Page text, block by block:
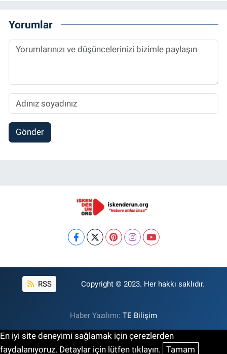
Yorumlar
Gönder
RSS Copyright © 2023. Her hakkı saklıdır.
Haber Yazılımı: TE Bilişim
En iyi site deneyimi sağlamak için çerezlerden
faydalanıyoruz. Detaylar için lütfen tıklayın. Tamam